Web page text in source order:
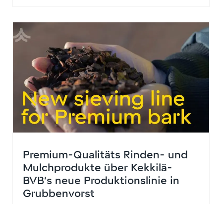
Premium-Qualitäts Rinden- und
Mulchprodukte über Kekkilä-
BVB‘s neue Produktionslinie in
Grubbenvorst